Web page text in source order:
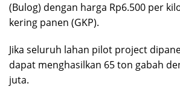
(Bulog) dengan harga Rp6.500 per
kering panen (GKP).
Jika seluruh lahan pilot project
dapat menghasilkan 65 ton gabah
juta.